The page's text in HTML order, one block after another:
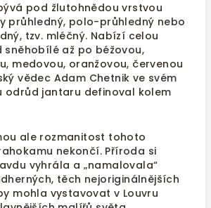
pod žlutohnědou vrstvou
průhledný, polo-průhledný nebo
tzv. mléčný. Nabízí celou
sněhobílé až po béžovou,
medovou, oranžovou, červenou
vědec Adam Chetnik ve svém
odrůd jantaru definoval kolem
ale rozmanitost tohoto
nekončí. Příroda si
vyhrála a „namalovala“
těch nejoriginálnějších
mohla vystavovat v Louvru